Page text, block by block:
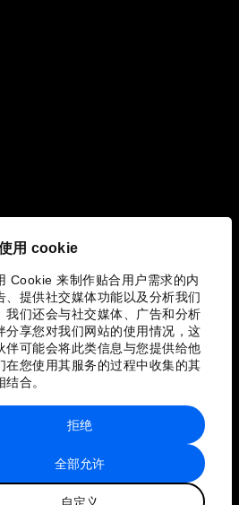
用 cookie
Cookie 来制作贴合用户需求的内
、提供社交媒体功能以及分析我们
我们还会与社交媒体、广告和分析
分享您对我们网站的使用情况，这
伴可能会将此类信息与您提供给他
在您使用其服务的过程中收集的其
合。
全部允许
自定义
拒绝
站点地图